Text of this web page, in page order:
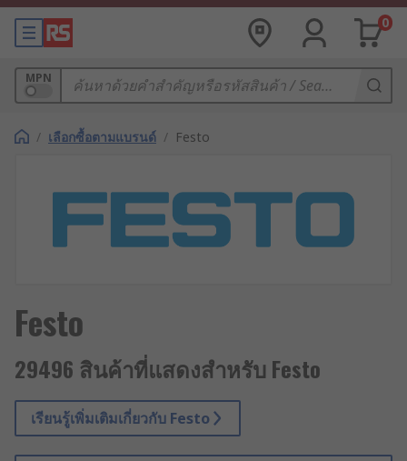
0
MPN
/ เลือกซื้อตามแบรนด์ / Festo
Festo
29496 สินค้าที่แสดงสำหรับ Festo
เรียนรู้เพิ่มเติมเกี่ยวกับ Festo